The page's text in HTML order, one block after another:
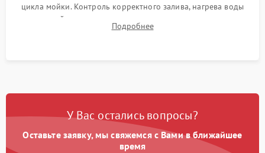
цикла мойки. Контроль корректного залива, нагрева воды
до нужной температуры, отсутствия посторонних шумов,
штатного слива и абсолютной сухости в поддоне.
Подробнее
У Вас остались вопросы?
Оставьте заявку, мы свяжемся с Вами в ближайшее
время